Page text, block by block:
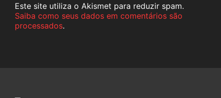
Este site utiliza o Akismet para reduzir spam.
Saiba como seus dados em comentários são
processados.